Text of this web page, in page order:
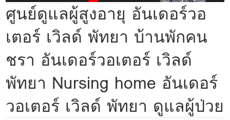
ศูนย์ดูแลผู้สูงอายุ อันเดอร์วอ
เตอร์ เวิลด์ พัทยา บ้านพักคน
ชรา อันเดอร์วอเตอร์ เวิลด์
พัทยา Nursing home อันเดอร์
วอเตอร์ เวิลด์ พัทยา ดูแลผู้ป่วย